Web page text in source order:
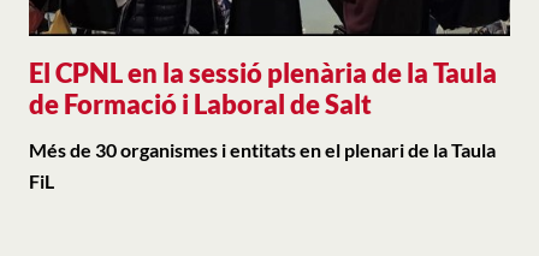
El CPNL en la sessió plenària de la Taula
de Formació i Laboral de Salt
Més de 30 organismes i entitats en el plenari de la Taula
FiL